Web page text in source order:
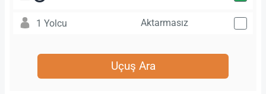
1 Yolcu Aktarmasız
Uçuş Ara